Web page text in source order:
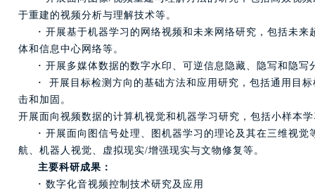
于重建的视频分析与理解技术等。
· 开展基于机器学习的网络视频和未来网络研究，包括未
体和信息中心网络等。
· 开展多媒体数据的数字水印、可逆信息隐藏、隐写和隐
·
开展目标检测方向的基础方法和应用研究，包括通用目
击和加固。
开展面向视频数据的计算机视觉和机器学习研究，包括小样本
· 开展面向图信号处理、图机器学习的理论及其在三维视
航、机器人视觉、虚拟现实/增强现实与文物修复等。
主要科研成果：
· 数字化音视频控制技术研究及应用